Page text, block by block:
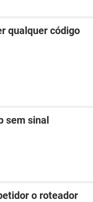
qualquer código
sem sinal
o roteador